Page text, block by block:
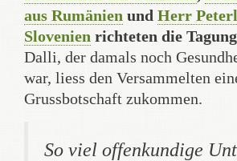
aus Rumänien und Herr
Slovenien richteten die
Dalli, der damals noch
war, liess den Versammelten
Grussbotschaft zukommen.
So viel offenkundige